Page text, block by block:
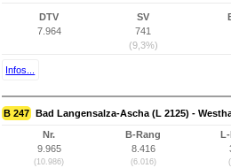
DTV
7.964
SV
741
(9,3%)
Infos...
B 247 Bad Langensalza-Ascha (L 2125) -
Nr.
9.965
(10.986)
B-Rang
8.416
(6.016)